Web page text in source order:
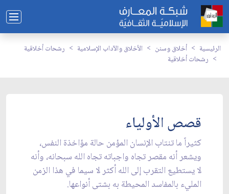
الرئيسية أخلاق وسنن الأخلاق والآداب الإسلامية
رشحات أخلاقية
رشحات أخلاقية
قصص الأولياء
كثيراً ما تنتاب الإنسان المؤمن حالة مؤاخذة النفس،
ويشعر أنه مقصر تجاه واجباته تجاه الله سبحانه، وأنه
لا يستطيع التقرب إلى الله أكثر لا سيما في هذا الزمن
المليء بالمفاسد المحيطة به بشتى أنواعها.